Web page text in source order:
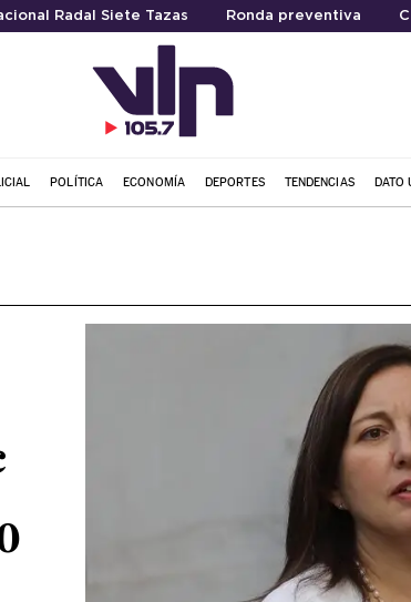
Radal Siete Tazas Ronda preventiva
POLÍTICA ECONOMÍA DEPORTES TENDENCIAS DATO